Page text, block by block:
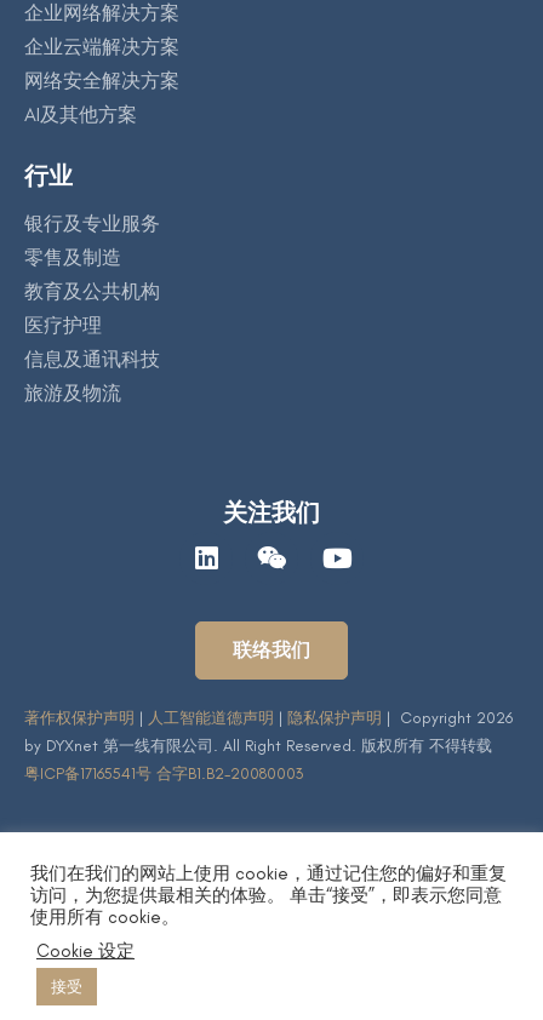
企业网络解决方案
企业云端解决方案
网络安全解决方案
AI及其他方案
行业
银行及专业服务
零售及制造
教育及公共机构
医疗护理
信息及通讯科技
旅游及物流
关注我们
联络我们
著作权保护声明 | 人工智能道德声明 | 隐私保护声明 | Copyright 2026
by DYXnet 第一线有限公司. All Right Reserved. 版权所有 不得转载
粤ICP备17165541号 合字B1.B2-20080003
我们在我们的网站上使用 cookie，通过记住您的偏好和重复
访问，为您提供最相关的体验。 单击“接受”，即表示您同意
使用所有 cookie。
Cookie 设定
接受